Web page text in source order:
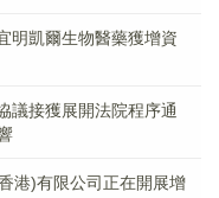
明凱爾生物醫藥獲增資
議接獲展開法院程序通
港)有限公司正在開展增